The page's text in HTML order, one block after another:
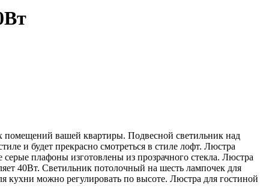
вашей квартиры. Подвесной светильник над
и будет прекрасно смотреться в стиле лофт. Люстра
плафоны изготовлены из прозрачного стекла. Люстра
40Вт. Светильник потолочный на шесть лампочек для
кухни можно регулировать по высоте. Люстра для гостиной